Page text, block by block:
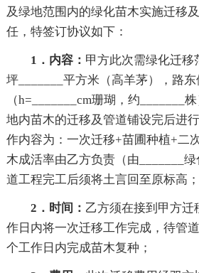
及绿地范围内的绿化苗木实施迁移
任，特签订协议如下：
1．内容： 甲方此次需绿化迁
坪_______平方米（高羊茅），路
（h=_______cm珊瑚，约_______
地内苗木的迁移及管道铺设完后进
作内容为：一次迁移+苗圃种植+二
木成活率由乙方负责（由_______
道工程完工后须将土言回至原标高；
2．时间： 乙方须在接到甲方迁
作日内将一次迁移工作完成，待管道
个工作日内完成苗木复种；